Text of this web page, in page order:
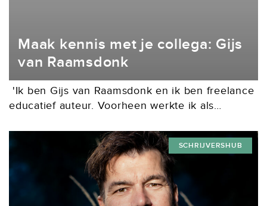
Maak kennis met je collega: Gijs
van Raamsdonk
'Ik ben Gijs van Raamsdonk en ik ben freelance
educatief auteur. Voorheen werkte ik als
als leerkracht heb ik altijd andere dingen
gedaan,...
SCHRIJVERSHUB